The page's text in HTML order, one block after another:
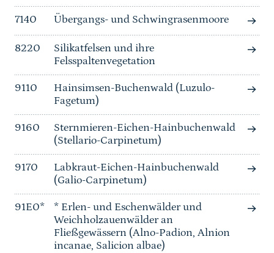
7140 Übergangs- und Schwingrasenmoore
8220
Silikatfelsen und ihre
Felsspaltenvegetation
9110
Hainsimsen-Buchenwald (Luzulo-
Fagetum)
9160
Sternmieren-Eichen-Hainbuchenwald
(Stellario-Carpinetum)
9170
Labkraut-Eichen-Hainbuchenwald
(Galio-Carpinetum)
91E0*
* Erlen- und Eschenwälder und
Weichholzauenwälder an
Fließgewässern (Alno-Padion, Alnion
incanae, Salicion albae)